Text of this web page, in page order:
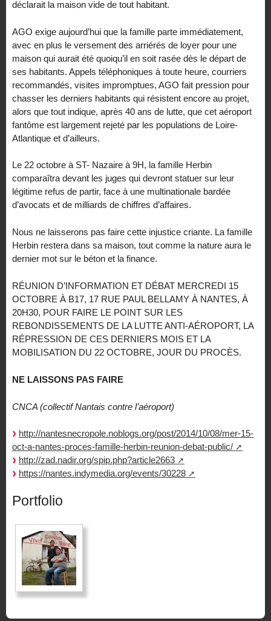
déclarait la maison vide de tout habitant.
AGO exige aujourd’hui que la famille parte immédiatement,
avec en plus le versement des arriérés de loyer pour une
maison qui aurait été quoiqu’il en soit rasée dès le départ de
ses habitants. Appels téléphoniques à toute heure, courriers
recommandés, visites impromptues, AGO fait pression pour
chasser les derniers habitants qui résistent encore au projet,
alors que tout indique, après 40 ans de lutte, que cet aéroport
fantôme est largement rejeté par les populations de Loire-
Atlantique et d’ailleurs.
Le 22 octobre à ST- Nazaire à 9H, la famille Herbin
comparaîtra devant les juges qui devront statuer sur leur
légitime refus de partir, face à une multinationale bardée
d’avocats et de milliards de chiffres d’affaires.
Nous ne laisserons pas faire cette injustice criante. La famille
Herbin restera dans sa maison, tout comme la nature aura le
dernier mot sur le béton et la finance.
RÉUNION D’INFORMATION ET DÉBAT MERCREDI 15
OCTOBRE À B17, 17 RUE PAUL BELLAMY À NANTES, À
20H30, POUR FAIRE LE POINT SUR LES
REBONDISSEMENTS DE LA LUTTE ANTI-AÉROPORT, LA
RÉPRESSION DE CES DERNIERS MOIS ET LA
MOBILISATION DU 22 OCTOBRE, JOUR DU PROCÈS.
NE LAISSONS PAS FAIRE
CNCA (collectif Nantais contre l’aéroport)
http://nantesnecropole.noblogs.org/post/2014/10/08/mer-15-
oct-a-nantes-proces-famille-herbin-reunion-debat-public/
http://zad.nadir.org/spip.php?article2663
https://nantes.indymedia.org/events/30228
Portfolio